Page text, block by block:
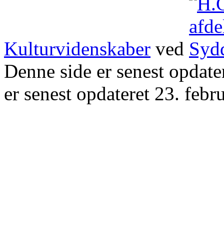
Kulturvidenskaber ved
Denne side er senest
er senest opdateret 23.